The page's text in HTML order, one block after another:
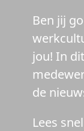
Ben jij
jou! In
de
Lees